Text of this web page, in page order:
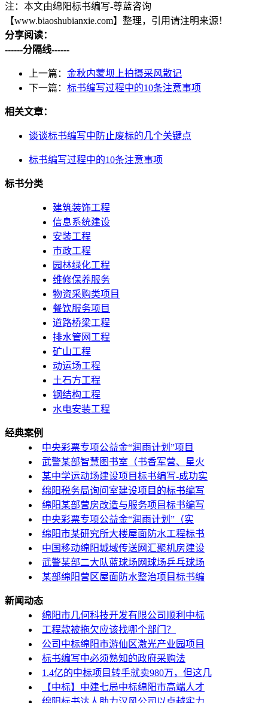
注：本文由绵阳标书编写-尊蓝咨询
【www.biaoshubianxie.com】整理，引用请注明来源！
分享阅读：
------分隔线------
上一篇： 金秋内蒙坝上拍摄采风散记
下一篇： 标书编写过程中的10条注意事项
相关文章：
谈谈标书编写中防止废标的几个关键点
标书编写过程中的10条注意事项
标书分类
建筑装饰工程
信息系统建设
安装工程
市政工程
园林绿化工程
维修保养服务
物资采购类项目
餐饮服务项目
道路桥梁工程
排水管网工程
矿山工程
动运场工程
土石方工程
钢结构工程
水电安装工程
经典案例
中央彩票专项公益金“润雨计划”项目
武警某部智慧图书室（书香军营、星火
某中学运动场建设项目标书编写-成功实
绵阳税务局询问室建设项目的标书编写
绵阳某部营房改造与服务项目标书编写
中央彩票专项公益金“润雨计划”（实
绵阳市某研究所大楼屋面防水工程标书
中国移动绵阳城域传送网汇聚机房建设
武警某部二大队蓝球场网球场乒乓球场
某部绵阳营区屋面防水整治项目标书编
新闻动态
绵阳市几何科技开发有限公司顺利中标
工程款被拖欠应该找哪个部门？
公司中标绵阳市游仙区激光产业园项目
标书编写中必须熟知的政府采购法
1.4亿的中标项目转手就卖980万，但这几
【中标】中建七局中标绵阳市高端人才